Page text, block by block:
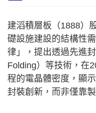
建滔積層板（1888）
礎設施建設的結構性
律」，提出透過先進
Folding）等技術，在
程的電晶體密度，顯
封裝創新，而非僅靠